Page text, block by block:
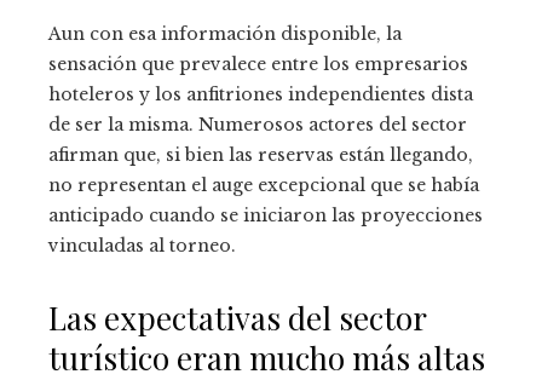
Aun con esa información disponible, la
sensación que prevalece entre los empresarios
hoteleros y los anfitriones independientes dista
de ser la misma. Numerosos actores del sector
afirman que, si bien las reservas están llegando,
no representan el auge excepcional que se había
anticipado cuando se iniciaron las proyecciones
vinculadas al torneo.
Las expectativas del sector
turístico eran mucho más altas